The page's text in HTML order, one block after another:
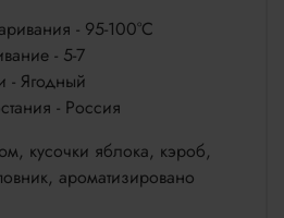
- 95-100°С
- 5-7
- Ягодный
- Россия
кусочки яблока, кэроб,
ароматизировано